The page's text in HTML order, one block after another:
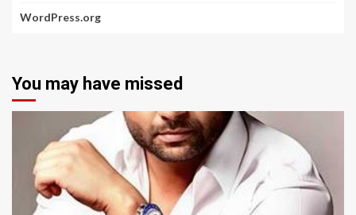
WordPress.org
You may have missed